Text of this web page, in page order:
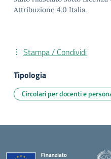
Attribuzione 4.0 Italia.
Stampa / Condividi
Tipologia
Circolari per docenti e